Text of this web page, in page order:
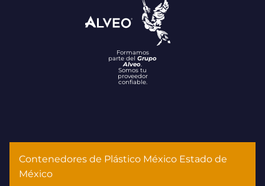
Formamos
parte del Grupo
Alveo.
Somos tu
proveedor
confiable.
Contenedores de Plástico México Estado de
México